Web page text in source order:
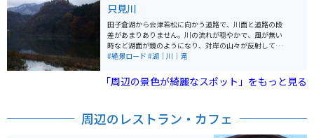
しい場所。夏でも深緑と公言ならではの涼しい気候を楽
しむことができます。
只見川
田子倉湖から会津若松に向かう道路で、川面と道路の段
差があまりありません。川の流れが穏やかで、風が無い
時など湖面が鏡のようになり、対岸の山々が反射して写
り非常に美しいです。特に秋は紅葉が写りまた格別で
#絶景ロード #湖｜川｜滝
「周辺の景色が綺麗なスポット」をもっと見る
周辺のレストラン・カフェ